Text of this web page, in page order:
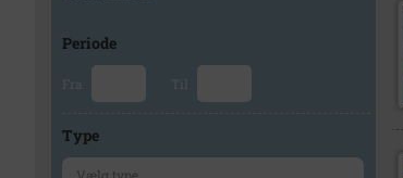
Periode
Fra Til
Type